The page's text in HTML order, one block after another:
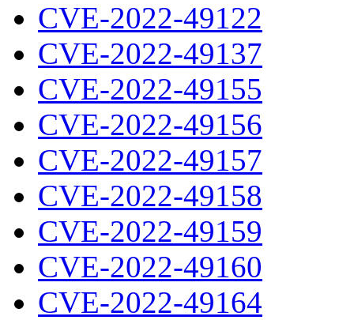
CVE-2022-49122
CVE-2022-49137
CVE-2022-49155
CVE-2022-49156
CVE-2022-49157
CVE-2022-49158
CVE-2022-49159
CVE-2022-49160
CVE-2022-49164